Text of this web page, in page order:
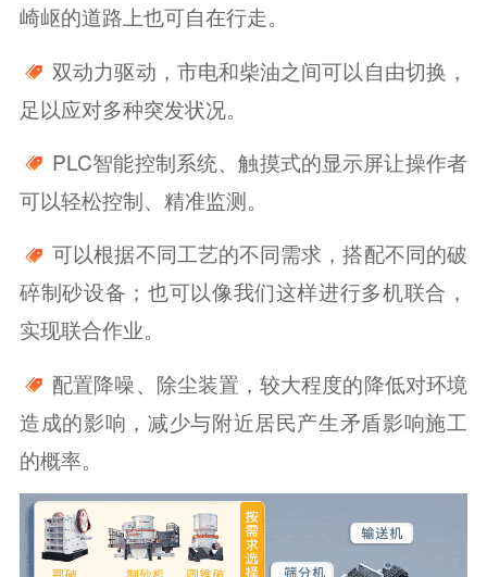
崎岖的道路上也可自在行走。
双动力驱动，市电和柴油之间可以自由切换，
足以应对多种突发状况。
PLC智能控制系统、触摸式的显示屏让操作者
可以轻松控制、精准监测。
可以根据不同工艺的不同需求，搭配不同的破
碎制砂设备；也可以像我们这样进行多机联合，
实现联合作业。
配置降噪、除尘装置，较大程度的降低对环境
造成的影响，减少与附近居民产生矛盾影响施工
的概率。